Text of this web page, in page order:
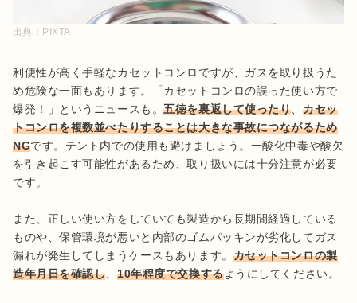
出典： PIXTA
利便性が高く手軽なカセットコンロですが、ガスを取り扱うた
め危険な一面もあります。「カセットコンロの誤った使い方で
爆発！」というニュースも。五徳を裏返して使ったり、カセッ
トコンロを複数並べたりすることは大きな事故につながるため
NGです。テント内での使用も避けましょう。一酸化中毒や酸欠
を引き起こす可能性があるため、取り扱いには十分注意が必要
です。
また、正しい使い方をしていても製造から長期間経過している
ものや、保管環境が悪いと内部のゴムパッキンが劣化してガス
漏れが発生してしまうケースもあります。 カセットコンロの製
造年月日を確認し、10年程度で交換するようにしてください。